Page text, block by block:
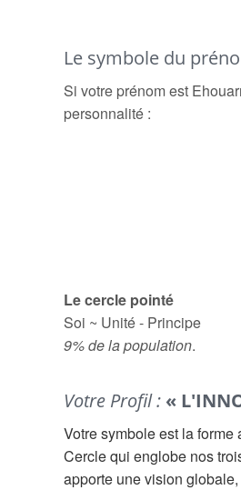
Le symbole du
Si votre prénom est
personnalité :
Le cercle pointé
Soi ~ Unité - Principe
9% de la population.
Votre Profil : «
Votre symbole est la forme
Cercle qui englobe nos
apporte une vision globale,